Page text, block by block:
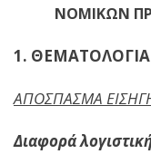
ΝΟΜΙΚΩΝ
1. ΘΕΜΑΤΟΛΟΓΙΑ
ΑΠΟΣΠΑΣΜΑ
Διαφορά